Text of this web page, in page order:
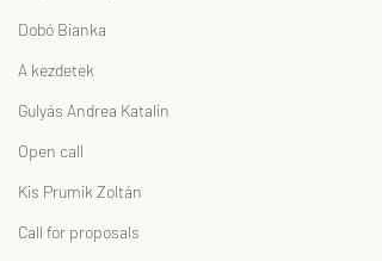
Dobó Bianka
A kezdetek
Gulyás Andrea Katalin
Open call
Kis Prumik Zoltán
Call for proposals